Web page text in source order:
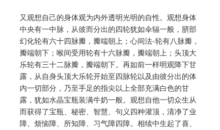
又观想自己的身体观为内外透明光明的自性。观想身体
中央有一中脉，从彼而分出的四轮犹如伞辐一般，脐部
幻化轮有六十四脉瓣，瓣端朝上；心间法-轮有八脉瓣，
瓣端朝下；喉间受用轮有十六脉瓣，瓣端朝上；头顶大
乐轮有三十二脉瓣，瓣端朝下。再如前一样明观降下甘
露，从自身头顶大乐轮开始至四脉轮以及由彼分出的体
内一切部分，乃至手足的指尖以上全部充满白色的甘
露，犹如水晶宝瓶装满牛奶一般。观想自他一切众生从
而获得了宝瓶、秘密、智慧、句义四种灌顶，清净了业
障、烦恼障、所知障、习气障四障。相续中生起了喜、